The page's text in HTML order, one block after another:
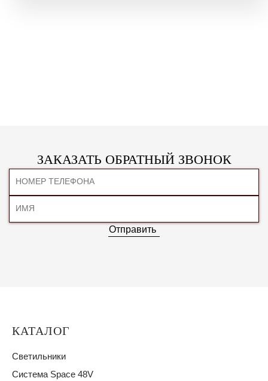
ЗАКАЗАТЬ ОБРАТНЫЙ ЗВОНОК
Отправить
КАТАЛОГ
Светильники
Система Space 48V